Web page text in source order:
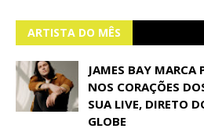
ARTISTA DO MÊS
JAMES BAY MARCA
NOS CORAÇÕES
SUA LIVE, DIRETO
GLOBE